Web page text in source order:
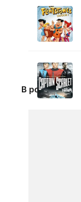
В ролях: